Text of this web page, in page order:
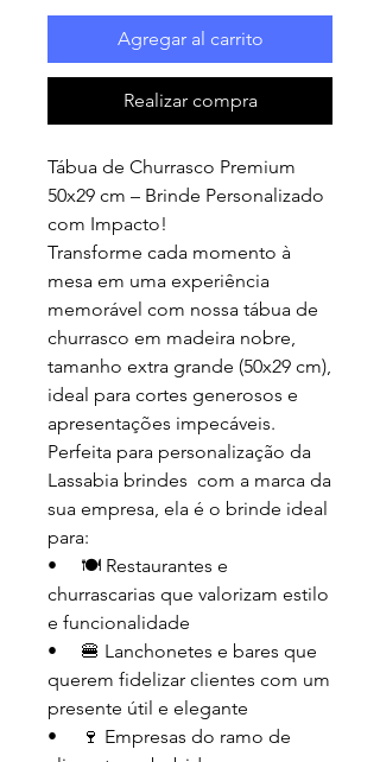
Agregar al carrito
Realizar compra
Tábua de Churrasco Premium
50x29 cm – Brinde Personalizado
com Impacto!
Transforme cada momento à
mesa em uma experiência
memorável com nossa tábua de
churrasco em madeira nobre,
tamanho extra grande (50x29 cm),
ideal para cortes generosos e
apresentações impecáveis.
Perfeita para personalização da
Lassabia brindes com a marca da
sua empresa, ela é o brinde ideal
para:
• 🍽️ Restaurantes e
churrascarias que valorizam estilo
e funcionalidade
• 🍔 Lanchonetes e bares que
querem fidelizar clientes com um
presente útil e elegante
• 🍷 Empresas do ramo de